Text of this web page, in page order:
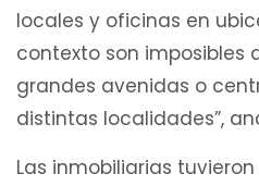
locales y oficinas en
contexto son imposibles
grandes avenidas o
distintas localidades”,
Las inmobiliarias